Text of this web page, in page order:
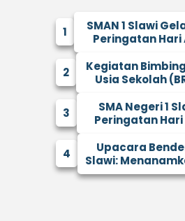
1
SMAN 1 Slawi
Peringatan Hari
2
Kegiatan
Usia Sekolah
3
SMA Negeri 1
Peringatan Hari
4
Upacara
Slawi: